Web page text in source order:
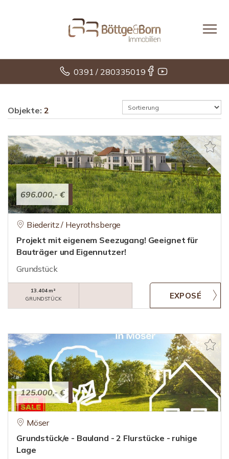
0391 / 280335019
Objekte: 2
696.000,- €
Biederitz / Heyrothsberge
Projekt mit eigenem Seezugang! Geeignet für
Bauträger und Eigennutzer!
Grundstück
13.404 m²
GRUNDSTÜCK
125.000,- €
Möser
Grundstück/e - Bauland - 2 Flurstücke - ruhige
Lage